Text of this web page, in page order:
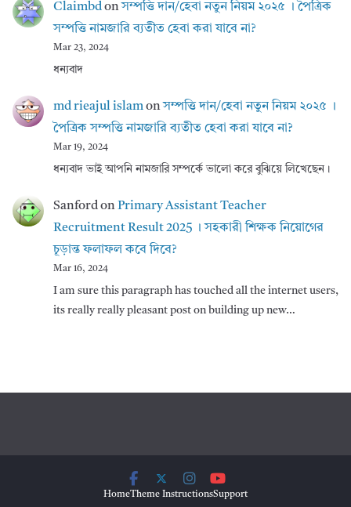
Claimbdonসম্পত্তি দান/হেবা নতুন নিয়ম ২০২৫ । পৈত্রিক
সম্পত্তি নামজারি ব্যতীত হেবা করা যাবে না?
Mar 23, 2024
ধন্যবাদ
md rieajul islamonসম্পত্তি দান/হেবা নতুন নিয়ম ২০২৫ ।
পৈত্রিক সম্পত্তি নামজারি ব্যতীত হেবা করা যাবে না?
Mar 19, 2024
ধন্যবাদ ভাই আপনি নামজারি সম্পর্কে ভালো করে বুঝিয়ে লিখেছেন।
SanfordonPrimary Assistant Teacher
Recruitment Result 2025 । সহকারী শিক্ষক নিয়োগের
চূড়ান্ত ফলাফল কবে দিবে?
Mar 16, 2024
I am sure this paragraph has touched all the internet users,
its really really pleasant post on building up new…
HomeTheme InstructionsSupport